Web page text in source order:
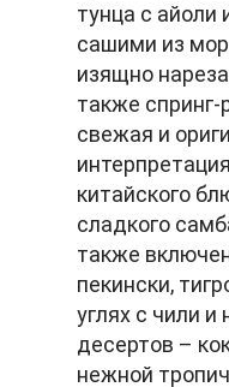
тунца с
сашими из
изящно
также
свежая и
китайского
сладкого
также
пекински,
углях с чили и
десертов –
нежной